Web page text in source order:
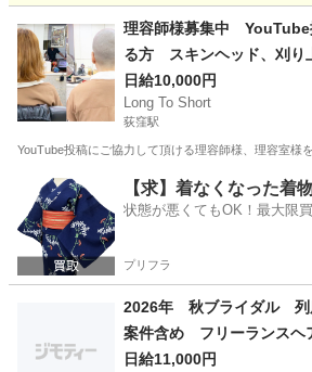
両国駅 リラクゼーション
理容師様募集中 YouTube
る方 スキンヘッド、刈り
います。
日給10,000円
Long To Short
荻窪駅
YouTube投稿にご協力して頂ける理容師様、理容室様
東京 台東区 荻窪駅 美容師
【求】着なくなった着
状態が悪くてもOK！最大限
プリフラ
2026年 秋ブライダル 列
案件含め フリーランスヘ
日給11,000円